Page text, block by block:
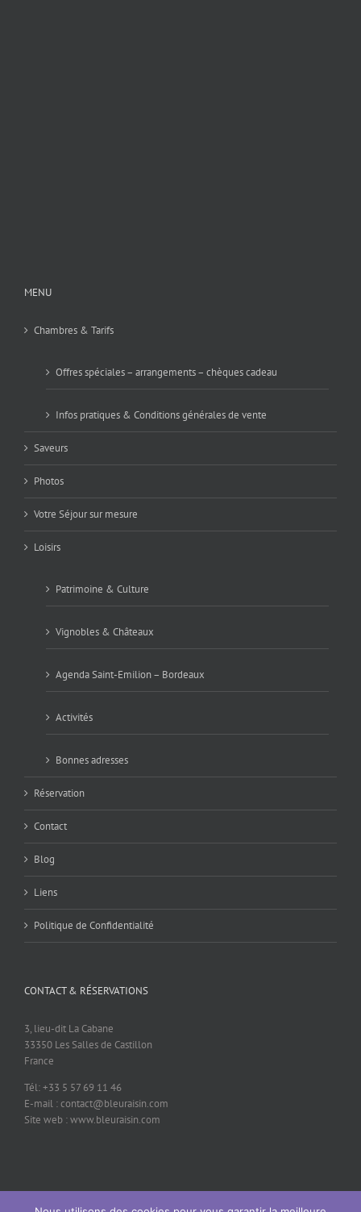
MENU
Chambres & Tarifs
Offres spéciales – arrangements – chèques cadeau
Infos pratiques & Conditions générales de vente
Saveurs
Photos
Votre Séjour sur mesure
Loisirs
Patrimoine & Culture
Vignobles & Châteaux
Agenda Saint-Emilion – Bordeaux
Activités
Bonnes adresses
Réservation
Contact
Blog
Liens
Politique de Confidentialité
CONTACT & RÉSERVATIONS
3, lieu-dit La Cabane
33350 Les Salles de Castillon
France
Tél: +33 5 57 69 11 46
E-mail : contact@bleuraisin.com
Site web : www.bleuraisin.com